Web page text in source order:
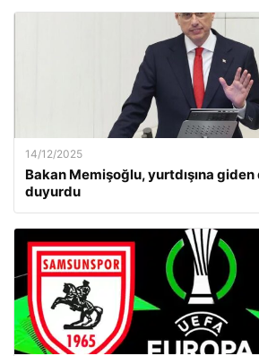
14/12/2025
Bakan Memişoğlu, yurtdışına giden
duyurdu